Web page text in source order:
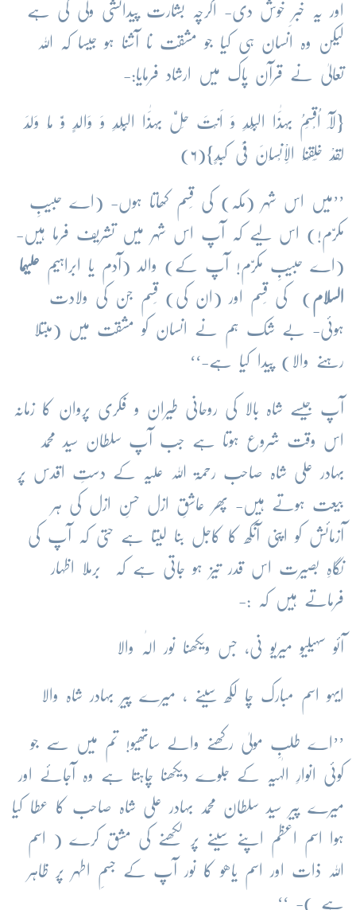
اور یہ خبرِ خوش دی- اگرچہ بشارت پیدائشی ولی کی ہے
لیکن وہ انسان ہی کیا جو مشقت نا آشنا ہو جیسا کہ اللہ
تعالیٰ نے قرآن پاک میں ارشاد فرمایا:-
{لَآ اُقْسِمُ بِہٰذَا الْبَََلَدِ وَ اَنْتَ حِلٌّ بِہٰذَا الْبَلَدِ وَ وَالِدٍ وَّ مَا وَلَدَ
لَقَدْ خَلَقْنَا الْاِنْسَانَ فِیْ کَبَدٍ}(۶)
’’میں اس شہر (مکہ) کی قَسم کھاتا ہوں- (اے حبیبِ
مکرّم!) اس لیے کہ آپ اس شہر میں تشریف فرما ہیں-
(اے حبیبِ مکرّم! آپ کے) والد (آدم یا ابراہیم علیہما
السلام ) کی قَسم اور (ان کی) قَسم جن کی ولادت
ہوئی- بے شک ہم نے انسان کو مشقت میں (مبتلا
رہنے والا) پیدا کیا ہے-‘‘
آپ جیسے شاہ بالا کی روحانی طیران و فکری پروان کا زمانہ
اس وقت شروع ہوتا ہے جب آپ سلطان سید محمد
بہادر علی شاہ صاحب رحمۃ اللہ علیہ کے دستِ اقدس پر
بیعت ہوتے ہیں- پھر عاشقِ ازل حسنِ ازل کی ہر
آزمائش کو اپنی آنکھ کا کاجل بنا لیتا ہے حتی کہ آپ کی
نگاہِ بصیرت اس قدر تیز ہو جاتی ہے کہ برملا اظہار
فرماتے ہیں کہ :-
آئو سہیلیو میریو نی، جس ویکھنا نور الٰہ والا
ایہو اسم مبارک چا لکھ سینے ، میرے پیر بہادر شاہ والا
’’اے طلبِ مولیٰ رکھنے والے ساتھیو! تم میں سے جو
کوئی انوارِ الٰہیہ کے جلوے دیکھنا چاہتا ہے وہ آجائے اور
میرے پیر سید سلطان محمد بہادر علی شاہ صاحب کا عطا کیا
ہوا اسم اعظم اپنے سینے پر لکھنے کی مشق کرے ( اسم
اللہ ذات اور اسم یاھو کا نور آپ کے جسمِ اطہر پر ظاہر
ہے )- ‘‘